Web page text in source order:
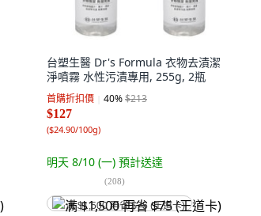
台塑生醫 Dr's Formula 衣物去漬潔
淨噴霧 水性污漬專用, 255g, 2瓶
首購折扣價 40%$213
$127
($24.90/100g)
明天 8/10 (一) 預計送達
(208)
满 $1,500 再省 $75 (王道卡)